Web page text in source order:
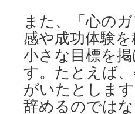
また、「心の
感や成功体験
小さな目標を
す。たとえば
がいたとしま
辞めるのでは